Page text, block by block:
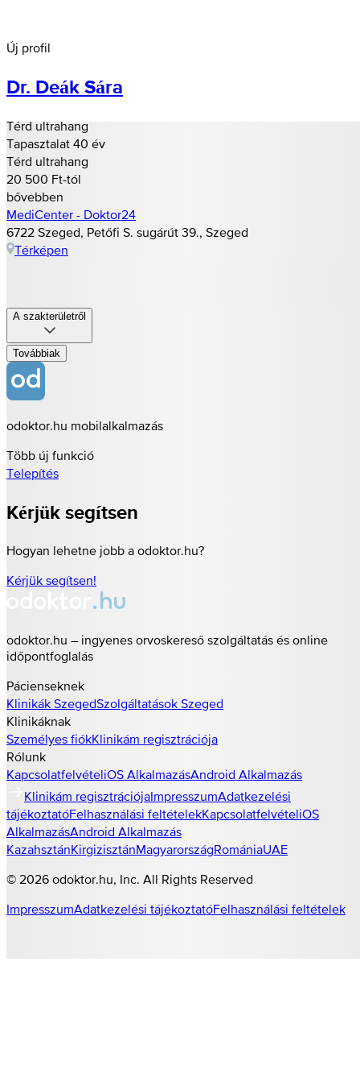
Új profil
Dr. Deák Sára
Térd ultrahang
Tapasztalat 40 év
Térd ultrahang
20 500 Ft-tól
bővebben
MediCenter - Doktor24
6722 Szeged, Petőfi S. sugárút 39., Szeged
Térképen
A szakterületről
Továbbiak
odoktor.hu mobilalkalmazás
Több új funkció
Telepítés
Kérjük segítsen
Hogyan lehetne jobb a odoktor.hu?
Kérjük segítsen!
odoktor.hu – ingyenes orvoskereső szolgáltatás és online
időpontfoglalás
Pácienseknek
Klinikák SzegedSzolgáltatások Szeged
Klinikáknak
Személyes fiókKlinikám regisztrációja
Rólunk
KapcsolatfelvételiOS AlkalmazásAndroid Alkalmazás
Klinikám regisztrációjaImpresszumAdatkezelési
tájékoztatóFelhasználási feltételekKapcsolatfelvételiOS
AlkalmazásAndroid Alkalmazás
KazahsztánKirgizisztánMagyarországRomániaUAE
© 2026 odoktor.hu , Inc. All Rights Reserved
ImpresszumAdatkezelési tájékoztatóFelhasználási feltételek